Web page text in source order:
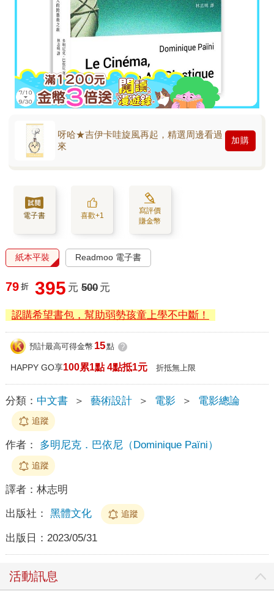
呀哈★吉伊卡哇旋風再起，精選周邊看過
來
加購
電子書 喜歡+1
寫評價
賺金幣
紙本平裝 Readmoo 電子書
79 折 395 元 500 元
認購希望書包，幫助弱勢孩童上學不中斷！
預計最高可得金幣 15點 ?
HAPPY GO享100累1點 4點抵1元 折抵無上限
分類： 中文書 ＞ 藝術設計 ＞ 電影 ＞ 電影總論
追蹤
作者： 多明尼克．巴依尼（Dominique Païni）
追蹤
譯者： 林志明
出版社： 黑體文化 追蹤
出版日： 2023/05/31
活動訊息